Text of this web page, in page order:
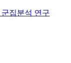
집분석 연구